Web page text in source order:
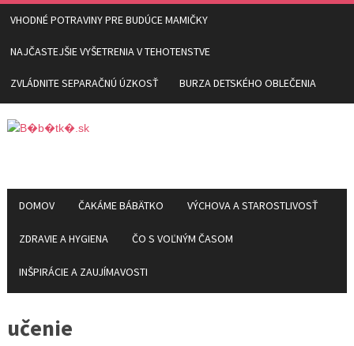
VHODNÉ POTRAVINY PRE BUDÚCE MAMIČKY
NAJČASTEJŠIE VYŠETRENIA V TEHOTENSTVE
ZVLÁDNITE SEPARAČNÚ ÚZKOSŤ BURZA DETSKÉHO OBLEČENIA
DOMOV ČAKÁME BÁBÄTKO VÝCHOVA A STAROSTLIVOSŤ
ZDRAVIE A HYGIENA ČO S VOĽNÝM ČASOM
INŠPIRÁCIE A ZAUJÍMAVOSTI
učenie